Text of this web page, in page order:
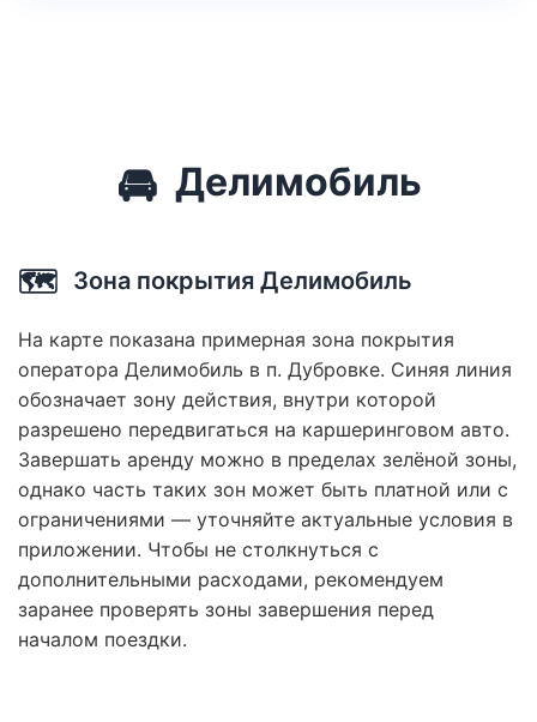
🚘 Делимобиль
🗺️ Зона покрытия Делимобиль
На карте показана примерная зона покрытия
оператора Делимобиль в п. Дубровке. Синяя линия
обозначает зону действия, внутри которой
разрешено передвигаться на каршеринговом авто.
Завершать аренду можно в пределах зелёной зоны,
однако часть таких зон может быть платной или с
ограничениями — уточняйте актуальные условия в
приложении. Чтобы не столкнуться с
дополнительными расходами, рекомендуем
заранее проверять зоны завершения перед
началом поездки.